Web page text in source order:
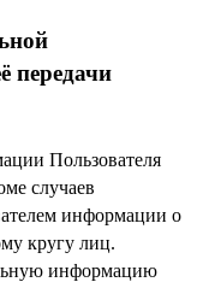
передачи
Пользователя
случаев
информации о
кругу лиц.
информацию